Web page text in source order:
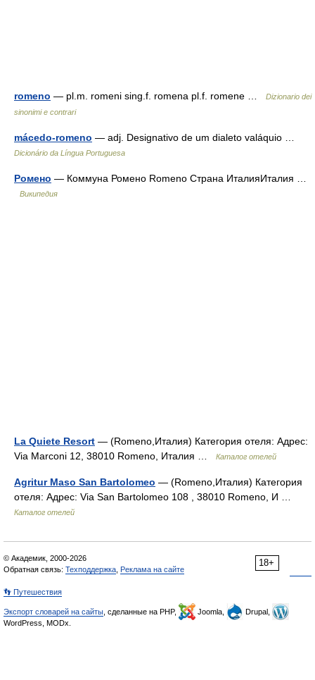
romeno — pl.m. romeni sing.f. romena pl.f. romene …
Dizionario dei
sinonimi e contrari
mácedo-romeno — adj. Designativo de um dialeto valáquio …
Dicionário da Língua Portuguesa
Ромено — Коммуна Ромено Romeno Страна ИталияИталия …
Википедия
La Quiete Resort — (Romeno,Италия) Категория отеля: Адрес:
Via Marconi 12, 38010 Romeno, Италия …
Каталог отелей
Agritur Maso San Bartolomeo — (Romeno,Италия) Категория
отеля: Адрес: Via San Bartolomeo 108 , 38010 Romeno, И …
Каталог отелей
18+
© Академик, 2000-2026
Обратная связь: Техподдержка Реклама на сайте
👣 Путешествия
Экспорт словарей на сайты , сделанные на PHP, Joomla,
Drupal,
WordPress, MODx.